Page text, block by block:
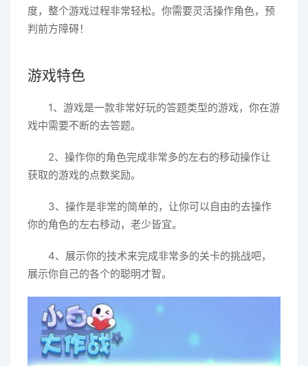
度，整个游戏过程非常轻松。你需要灵活操作角色，预
判前方障碍！
游戏特色
1、游戏是一款非常好玩的答题类型的游戏，你在游
戏中需要不断的去答题。
2、操作你的角色完成非常多的左右的移动操作让
获取的游戏的点数奖励。
3、操作是非常的简单的，让你可以自由的去操作
你的角色的左右移动，老少皆宜。
4、展示你的技术来完成非常多的关卡的挑战吧，
展示你自己的各个的聪明才智。